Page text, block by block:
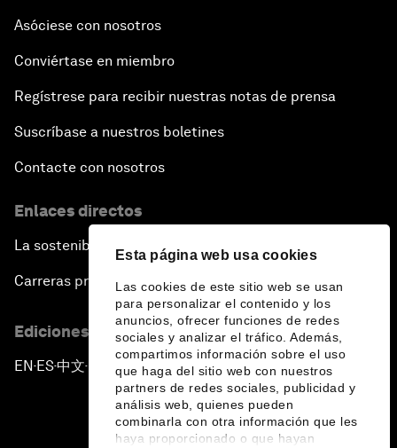
Esta página web usa cookies
Las cookies de este sitio web se usan
para personalizar el contenido y los
anuncios, ofrecer funciones de redes
sociales y analizar el tráfico. Además,
compartimos información sobre el uso
que haga del sitio web con nuestros
partners de redes sociales, publicidad y
análisis web, quienes pueden
combinarla con otra información que les
haya proporcionado o que hayan
Asóciese con nosotros
Conviértase en miembro
Regístrese para recibir nuestras notas de prensa
Suscríbase a nuestros boletines
Contacte con nosotros
Enlaces directos
La sostenibilidad en el Foro
Carreras profesionales
Ediciones en otros idiomas
EN ▪ ES▪中文▪ 日本語